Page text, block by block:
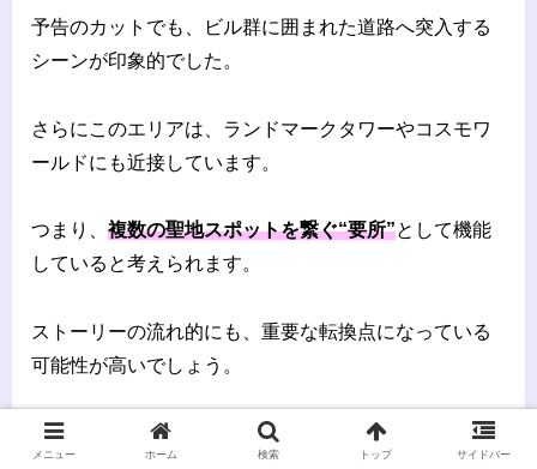
予告のカットでも、ビル群に囲まれた道路へ突入する
シーンが印象的でした。
さらにこのエリアは、ランドマークタワーやコスモワ
ールドにも近接しています。
つまり、 複数の聖地スポットを繋ぐ“要所”として機能
していると考えられます。
ストーリーの流れ的にも、重要な転換点になっている
可能性が高いでしょう。
1日で回れる！おすすめ聖地巡礼モデル
メニュー ホーム 検索 トップ サイドバー